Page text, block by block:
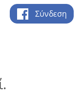
Σύνδεση